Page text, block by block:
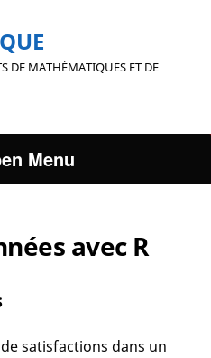
DE MATHÉMATIQUES ET DE
Menu
avec R
satisfactions dans un